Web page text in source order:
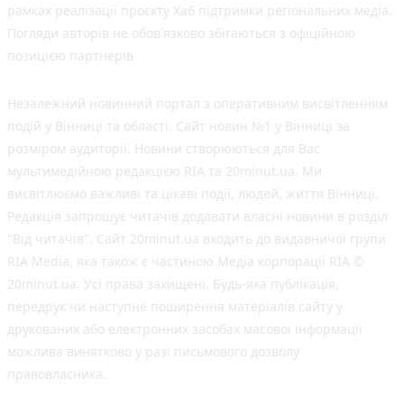
рамках реалізації проєкту Хаб підтримки регіональних медіа.
Погляди авторів не обов'язково збігаються з офіційною
позицією партнерів
Незалежний новинний портал з оперативним висвітленням
подій у Вінниці та області. Сайт новин №1 у Вінниці за
розміром аудиторії. Новини створюються для Вас
мультимедійною редакцією RIA та 20minut.ua. Ми
висвітлюємо важливі та цікаві події, людей, життя Вінниці.
Редакція запрошує читачів додавати власні новини в розділ
"Від читачів". Сайт 20minut.ua входить до видавничої групи
RIA Media, яка також є частиною Медіа корпорації RIA ©
20minut.ua. Усі права захищені. Будь-яка публiкацiя,
передрук чи наступне поширення матеріалів сайту у
друкованих або електронних засобах масової інформації
можлива винятково у разі письмового дозволу
правовласника.